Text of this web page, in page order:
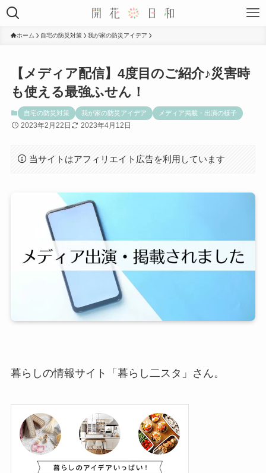
ホーム 自宅の防災対策 我が家の防災アイデア
【メディア配信】4度目のご紹介♪災害時
も使える最強ふせん！
自宅の防災対策 我が家の防災アイデア メディア掲載・出演の様子
2023年2月22日 2023年4月12日
当サイトはアフィリエイト広告を利用しています
暮らしの情報サイト「暮らし二スタ」さん。